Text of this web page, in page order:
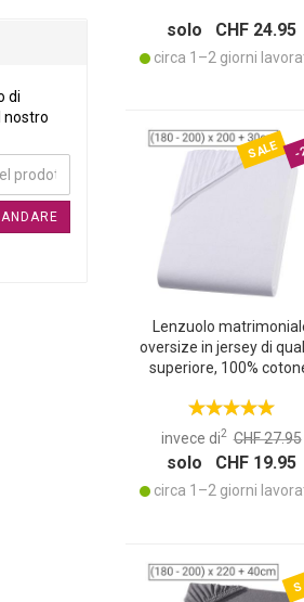
solo CHF 24.95
circa 1–2 giorni
SALE -
Lenzuolo
oversize in jersey di
superiore, 100%
invece di2 CHF 27.95
solo CHF 19.95
circa 1–2 giorni
DI RIFERIMENTO DEL PRODOTTO
di
nostro
ANDARE